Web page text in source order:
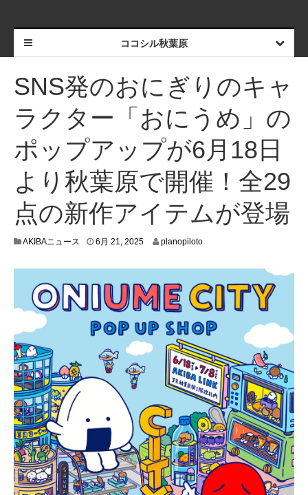
ココシル秋葉原
SNS発のおにぎりのキャ
ラクター「おにうめ」の
ポップアップが6月18日
より秋葉原で開催！全29
点の新作アイテムが登場
AKIBAニュース 6月 21, 20256
,
2
2
5
planopiloto